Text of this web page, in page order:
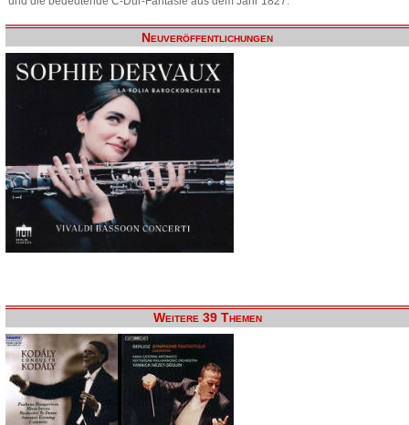
Neuveröffentlichungen
Weitere 39 Themen